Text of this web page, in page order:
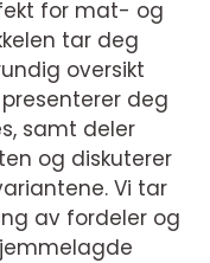
for mat- og
tar deg
oversikt
deg
samt deler
og diskuterer
Vi tar
av fordeler og